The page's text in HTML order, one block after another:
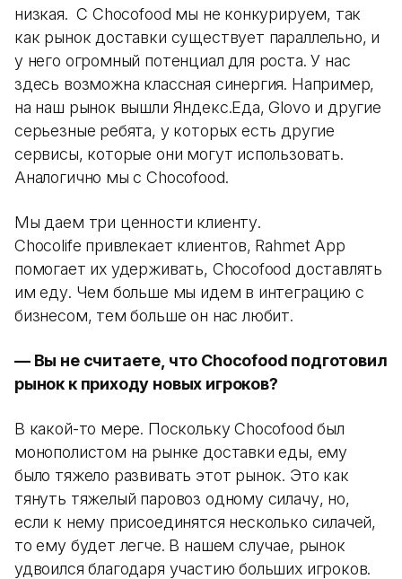
низкая. С Chocofood мы не конкурируем, так
как рынок доставки существует параллельно, и
у него огромный потенциал для роста. У нас
здесь возможна классная синергия. Например,
на наш рынок вышли Яндекс.Еда, Glovo и другие
серьезные ребята, у которых есть другие
сервисы, которые они могут использовать.
Аналогично мы с Chocofood.
Мы даем три ценности клиенту.
Chocolife привлекает клиентов, Rahmet App
помогает их удерживать, Chocofood доставлять
им еду. Чем больше мы идем в интеграцию с
бизнесом, тем больше он нас любит.
— Вы не считаете, что Chocofood подготовил
рынок к приходу новых игроков?
В какой-то мере. Поскольку Chocofood был
монополистом на рынке доставки еды, ему
было тяжело развивать этот рынок. Это как
тянуть тяжелый паровоз одному силачу, но,
если к нему присоединятся несколько силачей,
то ему будет легче. В нашем случае, рынок
удвоился благодаря участию больших игроков.